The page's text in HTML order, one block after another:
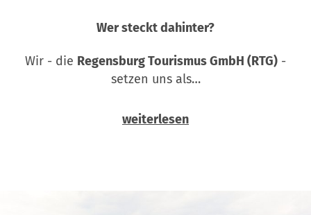
Wer steckt dahinter?
Wir - die Regensburg Tourismus GmbH (RTG) -
setzen uns als…
weiterlesen